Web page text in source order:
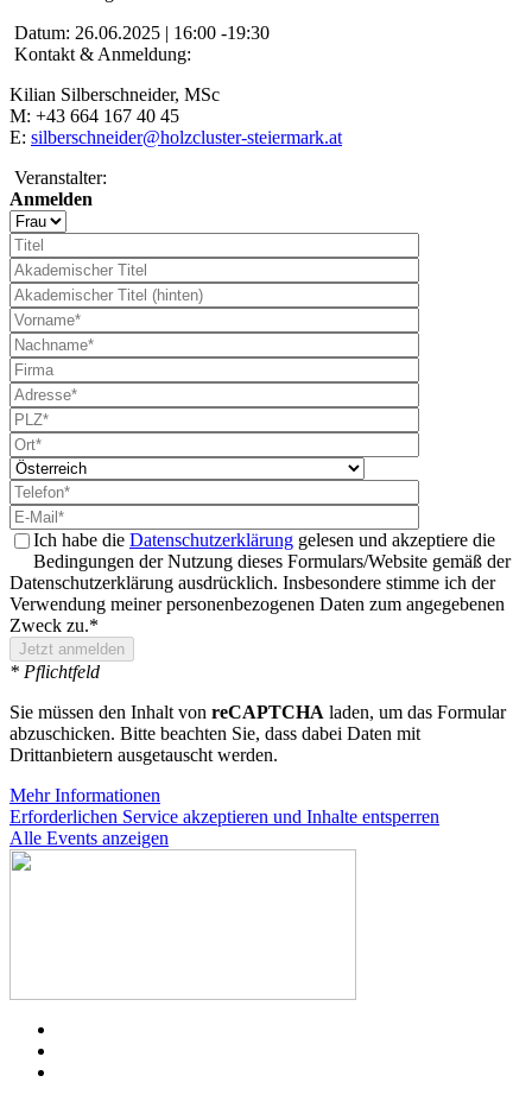
Datum: 26.06.2025 | 16:00 -19:30
Kontakt & Anmeldung:
Kilian Silberschneider, MSc
M: +43 664 167 40 45
E: silberschneider@holzcluster-steiermark.at
Veranstalter:
Anmelden
Ich habe die Datenschutzerklärung gelesen und akzeptiere die
Bedingungen der Nutzung dieses Formulars/Website gemäß der
Datenschutzerklärung ausdrücklich. Insbesondere stimme ich der
Verwendung meiner personenbezogenen Daten zum angegebenen
Zweck zu.*
* Pflichtfeld
Sie müssen den Inhalt von reCAPTCHA laden, um das Formular
abzuschicken. Bitte beachten Sie, dass dabei Daten mit
Drittanbietern ausgetauscht werden.
Mehr Informationen
Erforderlichen Service akzeptieren und Inhalte entsperren
Alle Events anzeigen